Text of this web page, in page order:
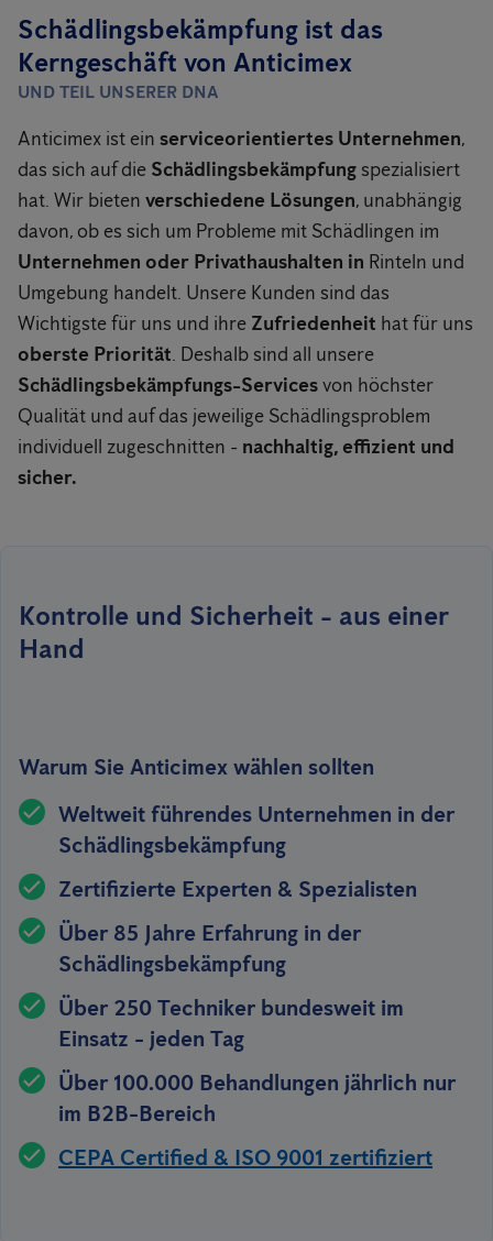
Schädlingsbekämpfung ist das
Kerngeschäft von Anticimex
UND TEIL UNSERER DNA
Anticimex ist ein serviceorientiertes Unternehmen,
das sich auf die Schädlingsbekämpfung spezialisiert
hat. Wir bieten verschiedene Lösungen, unabhängig
davon, ob es sich um Probleme mit Schädlingen im
Unternehmen oder Privathaushalten in Rinteln und
Umgebung handelt. Unsere Kunden sind das
Wichtigste für uns und ihre Zufriedenheit hat für uns
oberste Priorität. Deshalb sind all unsere
Schädlingsbekämpfungs-Servicesvon höchster
Qualität und auf das jeweilige Schädlingsproblem
individuell zugeschnitten - nachhaltig, effizient und
sicher.
Kontrolle und Sicherheit - aus einer
Hand
Warum Sie Anticimex wählen sollten
Weltweit führendes Unternehmen in der
Schädlingsbekämpfung
Zertifizierte Experten & Spezialisten
Über 85 Jahre Erfahrung in der
Schädlingsbekämpfung
Über 250 Techniker bundesweit im
Einsatz - jeden Tag
Über 100.000 Behandlungen jährlich nur
im B2B-Bereich
CEPA Certified & ISO 9001 zertifiziert